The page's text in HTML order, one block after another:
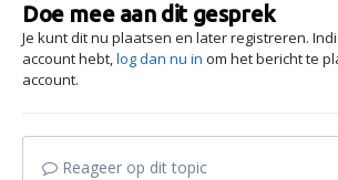
Doe mee aan dit gesprek
Je kunt dit nu plaatsen en later registreren.
account hebt,log dan nu in om het bericht te
account.
Reageer op dit topic